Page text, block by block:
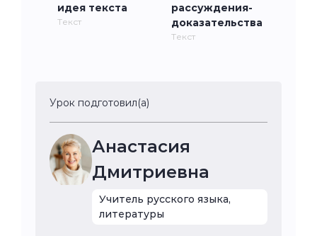
идея текста
Текст
рассуждения-
доказательства
Текст
Урок подготовил(а)
Анастасия
Дмитриевна
Учитель русского языка,
литературы